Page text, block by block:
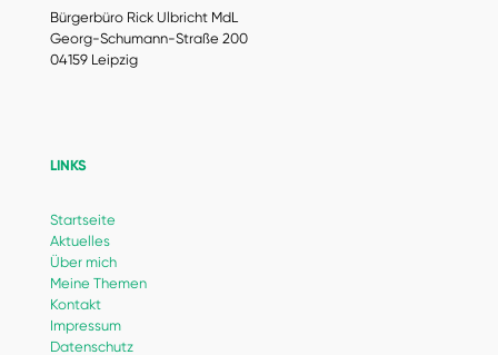
Bürgerbüro Rick Ulbricht MdL
Georg-Schumann-Straße 200
04159 Leipzig
LINKS
Startseite
Aktuelles
Über mich
Meine Themen
Kontakt
Impressum
Datenschutz